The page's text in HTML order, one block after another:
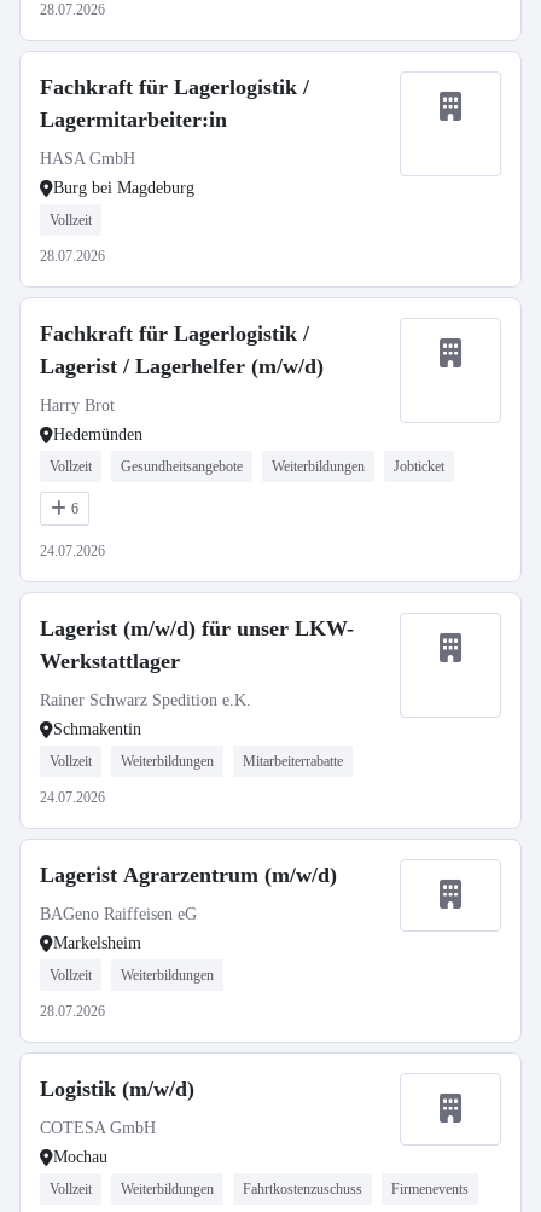
28.07.2026
Fachkraft für Lagerlogistik /
Lagermitarbeiter:in
HASA GmbH
Burg bei Magdeburg
Vollzeit
28.07.2026
Fachkraft für Lagerlogistik /
Lagerist / Lagerhelfer (m/w/d)
Harry Brot
Hedemünden
Vollzeit Gesundheitsangebote Weiterbildungen Jobticket
6
24.07.2026
Lagerist (m/w/d) für unser LKW-
Werkstattlager
Rainer Schwarz Spedition e.K.
Schmakentin
Vollzeit Weiterbildungen Mitarbeiterrabatte
24.07.2026
Lagerist Agrarzentrum (m/w/d)
BAGeno Raiffeisen eG
Markelsheim
Vollzeit Weiterbildungen
28.07.2026
Logistik (m/w/d)
COTESA GmbH
Mochau
Vollzeit Weiterbildungen Fahrtkostenzuschuss Firmenevents